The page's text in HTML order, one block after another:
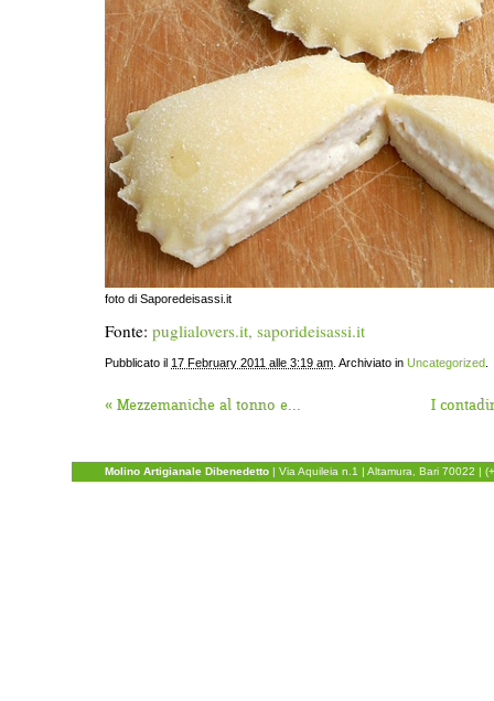
foto di Saporedeisassi.it
Fonte: puglialovers.it, saporideisassi.it
Pubblicato il 17 February 2011 alle 3:19 am . Archiviato in Uncategorized
« Mezzemaniche al tonno e... I
Molino Artigianale Dibenedetto | Via Aquileia n.1 | Altamura, Bari 70022 |